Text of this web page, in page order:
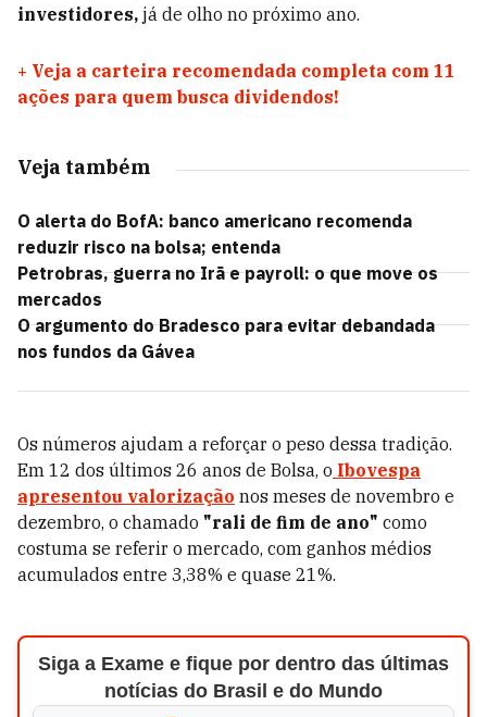
investidores, já de olho no próximo ano.
+ Veja a carteira recomendada completa com 11
ações para quem busca dividendos!
Veja também
O alerta do BofA: banco americano recomenda
reduzir risco na bolsa; entenda
Petrobras, guerra no Irã e payroll: o que move os
mercados
O argumento do Bradesco para evitar debandada
nos fundos da Gávea
Os números ajudam a reforçar o peso dessa tradição.
Em 12 dos últimos 26 anos de Bolsa, o Ibovespa
apresentou valorização nos meses de novembro e
dezembro, o chamado "rali de fim de ano" como
costuma se referir o mercado, com ganhos médios
acumulados entre 3,38% e quase 21%.
Siga a Exame e fique por dentro das últimas
notícias do Brasil e do Mundo